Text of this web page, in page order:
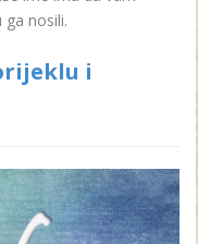
nosili.
i